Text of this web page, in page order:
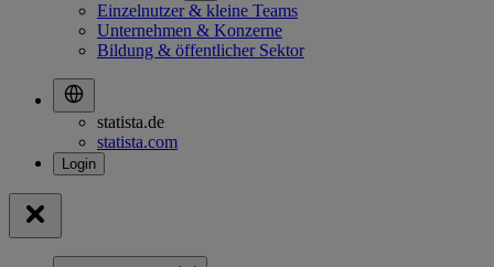
Einzelnutzer & kleine Teams
Unternehmen & Konzerne
Bildung & öffentlicher Sektor
statista.de
statista.com